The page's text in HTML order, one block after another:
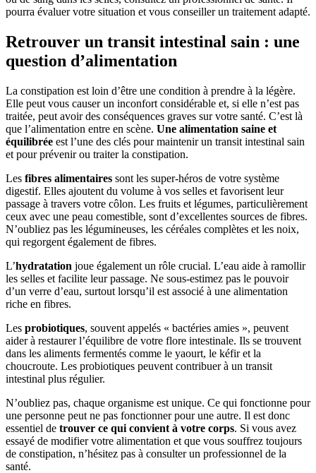
pourra évaluer votre situation et vous conseiller un traitement adapté.
Retrouver un transit intestinal sain : une
question d’alimentation
La constipation est loin d’être une condition à prendre à la légère.
Elle peut vous causer un inconfort considérable et, si elle n’est pas
traitée, peut avoir des conséquences graves sur votre santé. C’est là
que l’alimentation entre en scène. Une alimentation saine et
équilibrée est l’une des clés pour maintenir un transit intestinal sain
et pour prévenir ou traiter la constipation.
Les fibres alimentaires sont les super-héros de votre système
digestif. Elles ajoutent du volume à vos selles et favorisent leur
passage à travers votre côlon. Les fruits et légumes, particulièrement
ceux avec une peau comestible, sont d’excellentes sources de fibres.
N’oubliez pas les légumineuses, les céréales complètes et les noix,
qui regorgent également de fibres.
L’hydratation joue également un rôle crucial. L’eau aide à ramollir
les selles et facilite leur passage. Ne sous-estimez pas le pouvoir
d’un verre d’eau, surtout lorsqu’il est associé à une alimentation
riche en fibres.
Les probiotiques, souvent appelés « bactéries amies », peuvent
aider à restaurer l’équilibre de votre flore intestinale. Ils se trouvent
dans les aliments fermentés comme le yaourt, le kéfir et la
choucroute. Les probiotiques peuvent contribuer à un transit
intestinal plus régulier.
N’oubliez pas, chaque organisme est unique. Ce qui fonctionne pour
une personne peut ne pas fonctionner pour une autre. Il est donc
essentiel de trouver ce qui convient à votre corps. Si vous avez
essayé de modifier votre alimentation et que vous souffrez toujours
de constipation, n’hésitez pas à consulter un professionnel de la
santé.